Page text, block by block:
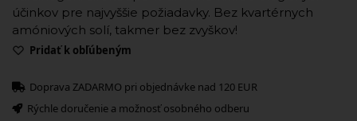
účinkov pre najvyššie požiadavky. Bez kvartérnych
amóniových solí, takmer bez zvyškov!
Pridať k obľúbeným
Doprava ZADARMO pri objednávke nad 120 EUR
Rýchle doručenie a možnosť osobného odberu